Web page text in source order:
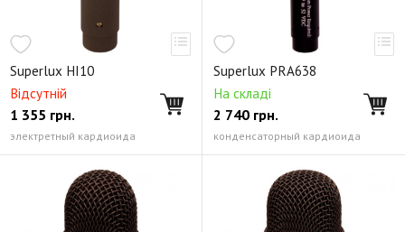
Superlux HI10
Відсутній
1 355 грн.
электретный кардиоида
Superlux PRA638
На складі
2 740 грн.
конденсаторный кардиоида